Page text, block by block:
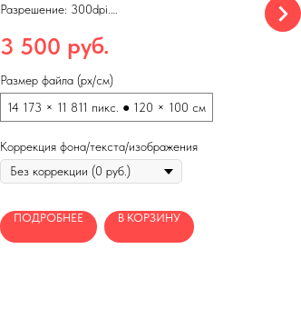
Разрешение: 300dpi.
Макс. размеры печати: 240×200 см
(150dpi)
3 500 руб.
Размер файла (px/см)
14 173 × 11 811 пикс. ● 120 × 100 см
Коррекция фона/текста/изображения
ПОДРОБНЕЕ В КОРЗИНУ